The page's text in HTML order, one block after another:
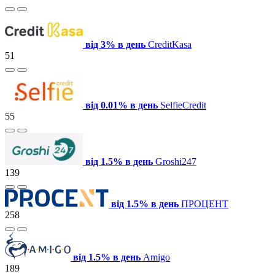
від 3% в день СreditKasa
51
від 0.01% в день SelfieCredit
55
від 1.5% в день Groshi247
139
від 1.5% в день ПРОЦЕНТ
258
від 1.5% в день Amigo
189